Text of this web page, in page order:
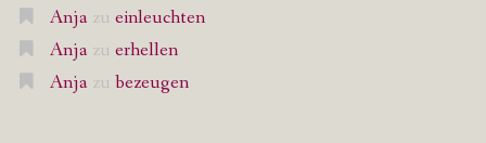
Anja zu einleuchten
Anja zu erhellen
Anja zu bezeugen